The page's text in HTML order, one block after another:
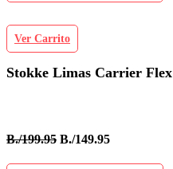
Ver Carrito
Stokke Limas Carrier
B./199.95 B./149.95